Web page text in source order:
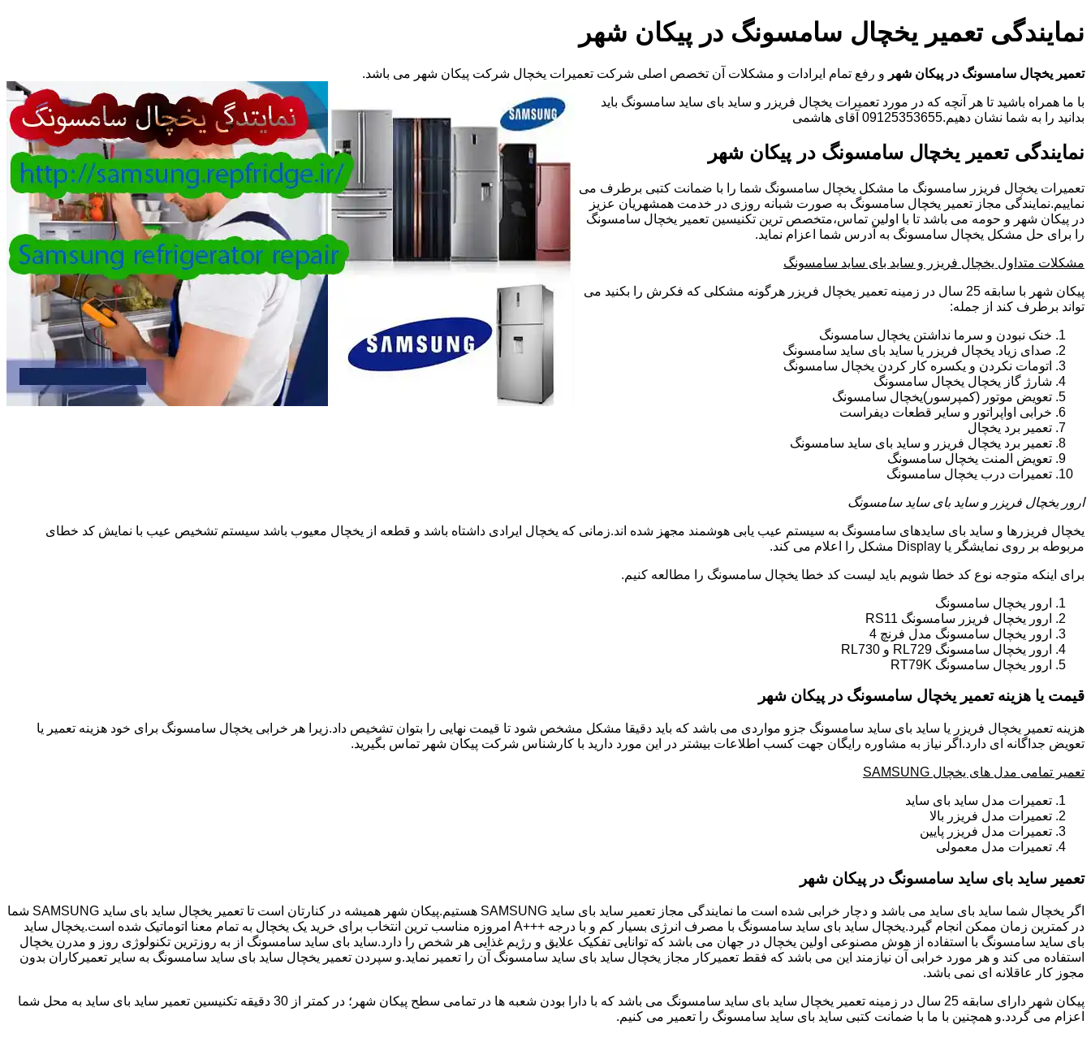
نمایندگی تعمیر یخچال سامسونگ در پیکان شهر
تعمیر یخچال سامسونگ در پیکان شهر و رفع تمام ایرادات و مشکلات آن تخصص اصلی شرکت تعمیرات یخچال شرکت پیکان شهر می باشد.
با ما همراه باشید تا هر آنچه که در مورد تعمیرات یخچال فریزر و ساید بای ساید سامسونگ باید
بدانید را به شما نشان دهیم.09125353655 آقای هاشمی
نمایندگی تعمیر یخچال سامسونگ در پیکان شهر
تعمیرات یخچال فریزر سامسونگ ما مشکل یخچال سامسونگ شما را با ضمانت کتبی برطرف می
نماییم.نمایندگی مجاز تعمیر یخچال سامسونگ به صورت شبانه روزی در خدمت همشهریان عزیز
در پیکان شهر و حومه می باشد تا با اولین تماس،متخصص ترین تکنیسین تعمیر یخچال سامسونگ
را برای حل مشکل یخچال سامسونگ به آدرس شما اعزام نماید.
مشکلات متداول یخچال فریزر و ساید بای ساید سامسونگ
پیکان شهر با سابقه 25 سال در زمینه تعمیر یخچال فریزر هرگونه مشکلی که فکرش را بکنید می
تواند برطرف کند از جمله:
خنک نبودن و سرما نداشتن یخچال سامسونگ
صدای زیاد یخچال فریزر یا ساید بای ساید سامسونگ
اتومات نکردن و یکسره کار کردن یخچال سامسونگ
شارژ گاز یخچال یخچال سامسونگ
تعویض موتور (کمپرسور)یخچال سامسونگ
خرابی اواپراتور و سایر قطعات دیفراست
تعمیر برد یخچال
تعمیر برد یخچال فریزر و ساید بای ساید سامسونگ
تعویض المنت یخچال سامسونگ
تعمیرات درب یخچال سامسونگ
ارور یخچال فریزر و ساید بای ساید سامسونگ
یخچال فریزرها و ساید بای سایدهای سامسونگ به سیستم عیب یابی هوشمند مجهز شده اند.زمانی که یخچال ایرادی داشتاه باشد و قطعه از یخچال معیوب باشد سیستم تشخیص عیب با نمایش کد خطای
مربوطه بر روی نمایشگر یا Display مشکل را اعلام می کند.
برای اینکه متوجه نوع کد خطا شویم باید لیست کد خطا یخچال سامسونگ را مطالعه کنیم.
ارور یخچال سامسونگ
ارور یخچال فریزر سامسونگ RS11
ارور یخچال سامسونگ مدل فرنچ 4
ارور یخچال سامسونگ RL729 و RL730
ارور یخچال سامسونگ RT79K
قیمت یا هزینه تعمیر یخچال سامسونگ در پیکان شهر
هزینه تعمیر یخچال فریزر یا ساید بای ساید سامسونگ جزو مواردی می باشد که باید دقیقا مشکل مشخص شود تا قیمت نهایی را بتوان تشخیص داد.زیرا هر خرابی یخچال سامسونگ برای خود هزینه تعمیر یا
تعویض جداگانه ای دارد.اگر نیاز به مشاوره رایگان جهت کسب اطلاعات بیشتر در این مورد دارید با کارشناس شرکت پیکان شهر تماس بگیرید.
تعمیر تمامی مدل های یخچال SAMSUNG
تعمیرات مدل ساید بای ساید
تعمیرات مدل فریزر بالا
تعمیرات مدل فریزر پایین
تعمیرات مدل معمولی
تعمیر ساید بای ساید سامسونگ در پیکان شهر
اگر یخچال شما ساید بای ساید می باشد و دچار خرابی شده است ما نمایندگی مجاز تعمیر ساید بای ساید SAMSUNG هستیم.پیکان شهر همیشه در کنارتان است تا تعمیر یخچال ساید بای ساید SAMSUNG شما
در کمترین زمان ممکن انجام گیرد.یخچال ساید بای ساید سامسونگ با مصرف انرژی بسیار کم و با درجه +++A امروزه مناسب ترین انتخاب برای خرید یک یخچال به تمام معنا اتوماتیک شده است.یخچال ساید
بای ساید سامسونگ با استفاده از هوش مصنوعی اولین یخچال در جهان می باشد که توانایی تفکیک علایق و رژیم غذایی هر شخص را دارد.ساید بای ساید سامسونگ از به روزترین تکنولوژی روز و مدرن یخچال
استفاده می کند و هر مورد خرابی آن نیازمند این می باشد که فقط تعمیرکار مجاز یخچال ساید بای ساید سامسونگ آن را تعمیر نماید.و سپردن تعمیر یخچال ساید بای ساید سامسونگ به سایر تعمیرکاران بدون
مجوز کار عاقلانه ای نمی باشد.
پیکان شهر دارای سابقه 25 سال در زمینه تعمیر یخچال ساید بای ساید سامسونگ می باشد که با دارا بودن شعبه ها در تمامی سطح پیکان شهر؛ در کمتر از 30 دقیقه تکنیسین تعمیر ساید بای ساید به محل شما
اعزام می گردد.و همچنین با ما با ضمانت کتبی ساید بای ساید سامسونگ را تعمیر می کنیم.